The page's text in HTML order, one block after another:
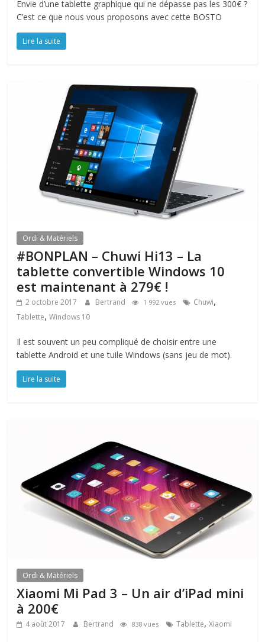
Envie d’une tablette graphique qui ne dépasse pas les 300€ ?
C’est ce que nous vous proposons avec cette BOSTO
Lire la suite
Ordi & Matériels
#BONPLAN – Chuwi Hi13 – La
tablette convertible Windows 10
est maintenant à 279€ !
2 octobre 2017 Bertrand 1 992 vues Chuwi,
Tablette,Windows 10
Il est souvent un peu compliqué de choisir entre une
tablette Android et une tuile Windows (sans jeu de mot).
Lire la suite
Ordi & Matériels
Xiaomi Mi Pad 3 – Un air d’iPad mini
à 200€
4 août 2017 Bertrand 838 vues Tablette,Xiaomi